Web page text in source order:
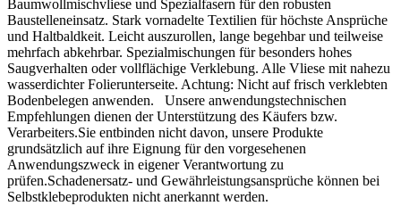
Baumwollmischvliese und Spezialfasern für den robusten
Baustelleneinsatz. Stark vornadelte Textilien für höchste Ansprüche
und Haltbaldkeit. Leicht auszurollen, lange begehbar und teilweise
mehrfach abkehrbar. Spezialmischungen für besonders hohes
Saugverhalten oder vollflächige Verklebung. Alle Vliese mit nahezu
wasserdichter Folierunterseite. Achtung: Nicht auf frisch verklebten
Bodenbelegen anwenden. Unsere anwendungstechnischen
Empfehlungen dienen der Unterstützung des Käufers bzw.
Verarbeiters.Sie entbinden nicht davon, unsere Produkte
grundsätzlich auf ihre Eignung für den vorgesehenen
Anwendungszweck in eigener Verantwortung zu
prüfen.Schadenersatz- und Gewährleistungsansprüche können bei
Selbstklebeprodukten nicht anerkannt werden.